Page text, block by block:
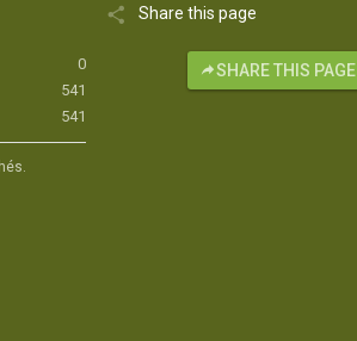
0
541
541
Share this page
SHARE THIS PAGE